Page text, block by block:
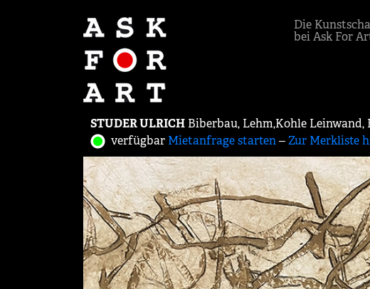
Die
bei Ask For
STUDER ULRICH Biberbau, Lehm,Kohle Leinwand,
verfügbar Mietanfrage starten‒Zur Merkliste